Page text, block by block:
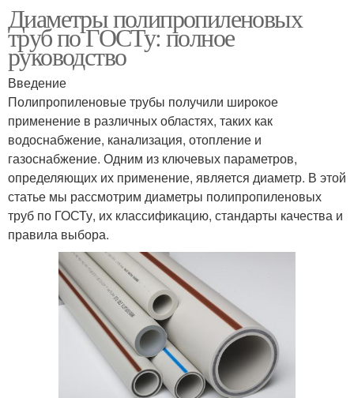
Диаметры полипропиленовых
труб по ГОСТу: полное
руководство
Введение
Полипропиленовые трубы получили широкое
применение в различных областях, таких как
водоснабжение, канализация, отопление и
газоснабжение. Одним из ключевых параметров,
определяющих их применение, является диаметр. В этой
статье мы рассмотрим диаметры полипропиленовых
труб по ГОСТу, их классификацию, стандарты качества и
правила выбора.